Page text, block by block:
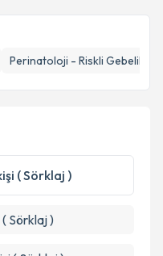
Perinatoloji - Riskli Gebelikler
( Sörklaj )
( Sörklaj )